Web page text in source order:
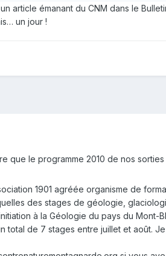
article émanant du CNM dans le
un jour !
que le programme 2010 de nos
1901 agréée organisme de
des stages de géologie,
à la Géologie du pays du Mont-
de 7 stages entre juillet et août.